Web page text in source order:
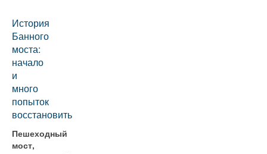
История
Банного
моста:
начало
и
много
попыток
восстановить
Пешеходный
мост,